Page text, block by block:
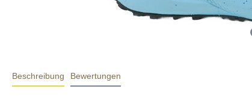
Beschreibung Bewertungen